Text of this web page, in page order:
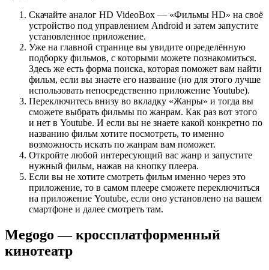
Скачайте аналог HD VideoBox — «Фильмы HD» на своё
устройство под управлением Android и затем запустите
установленное приложение.
Уже на главной странице вы увидите определённую
подборку фильмов, с которыми можете познакомиться.
Здесь же есть форма поиска, которая поможет вам найти
фильм, если вы знаете его название (но для этого лучше
использовать непосредственно приложение Youtube).
Переключитесь внизу во вкладку «Жанры» и тогда вы
сможете выбрать фильмы по жанрам. Как раз вот этого
и нет в Youtube. И если вы не знаете какой конкретно по
названию фильм хотите посмотреть, то именно
возможность искать по жанрам вам поможет.
Откройте любой интересующий вас жанр и запустите
нужный фильм, нажав на кнопку плеера.
Если вы не хотите смотреть фильм именно через это
приложение, то в самом плеере сможете переключиться
на приложение Youtube, если оно установлено на вашем
смартфоне и далее смотреть там.
Megogo — кроссплатформенный
кинотеатр